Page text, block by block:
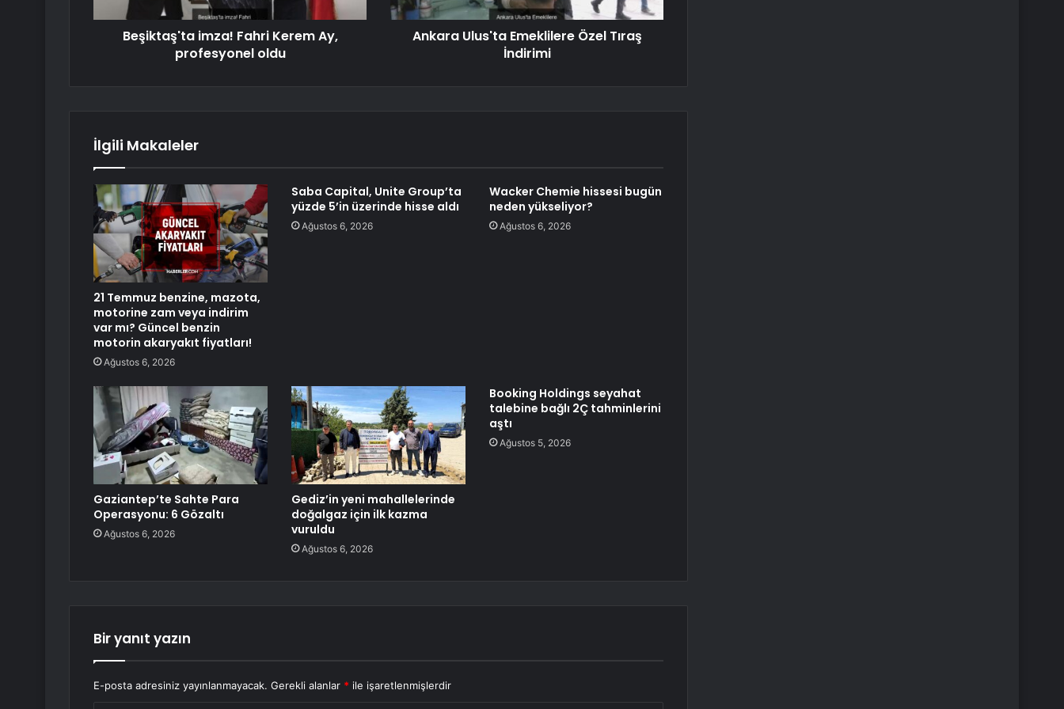
Beşiktaş'ta imza! Fahri Kerem Ay,
profesyonel oldu
Ankara Ulus'ta Emeklilere Özel Tıraş
İndirimi
İlgili Makaleler
21 Temmuz benzine, mazota,
motorine zam veya indirim
var mı? Güncel benzin
motorin akaryakıt fiyatları!
Ağustos 6, 2026
Saba Capital, Unite Group’ta
yüzde 5’in üzerinde hisse aldı
Ağustos 6, 2026
Wacker Chemie hissesi bugün
neden yükseliyor?
Ağustos 6, 2026
Gaziantep’te Sahte Para
Operasyonu: 6 Gözaltı
Ağustos 6, 2026
Gediz’in yeni mahallelerinde
doğalgaz için ilk kazma
vuruldu
Ağustos 6, 2026
Booking Holdings seyahat
talebine bağlı 2Ç tahminlerini
aştı
Ağustos 5, 2026
Bir yanıt yazın
E-posta adresiniz yayınlanmayacak. Gerekli alanlar * ile işaretlenmişlerdir